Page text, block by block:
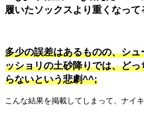
履いたソックスより重くなって
多少の誤差はあるものの、シュ
ッショリの土砂降りでは、どっ
らないという悲劇^^;
こんな結果を掲載してしまって、ナイ